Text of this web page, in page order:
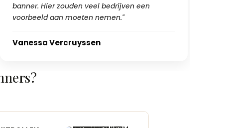
banner. Hier zouden veel bedrijven een
voorbeeld aan moeten nemen."
Vanessa Vercruyssen